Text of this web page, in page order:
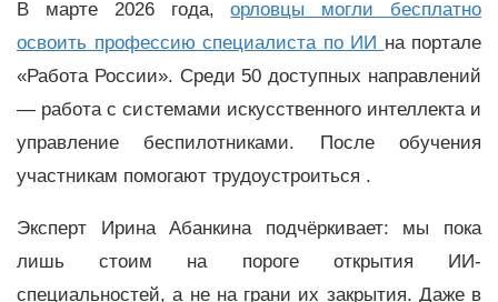
В марте 2026 года,орловцы могли бесплатно
освоить профессию специалиста по ИИ на портале
«Работа России». Среди 50 доступных направлений
— работа с системами искусственного интеллекта и
управление беспилотниками. После обучения
участникам помогают трудоустроиться .
Эксперт Ирина Абанкина подчёркивает: мы пока
лишь стоим на пороге открытия ИИ-
специальностей, а не на грани их закрытия. Даже в